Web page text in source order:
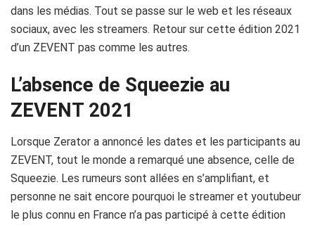
dans les médias. Tout se passe sur le web et les réseaux
sociaux, avec les streamers. Retour sur cette édition 2021
d’un ZEVENT pas comme les autres.
L’absence de Squeezie au
ZEVENT 2021
Lorsque Zerator a annoncé les dates et les participants au
ZEVENT, tout le monde a remarqué une absence, celle de
Squeezie. Les rumeurs sont allées en s’amplifiant, et
personne ne sait encore pourquoi le streamer et youtubeur
le plus connu en France n’a pas participé à cette édition